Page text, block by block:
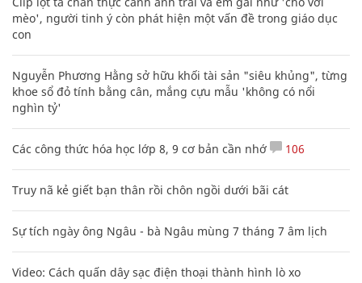
mèo', người tinh ý còn phát hiện một vấn đề trong giáo dục
con
Nguyễn Phương Hằng sở hữu khối tài sản "siêu khủng", từng
khoe sổ đỏ tính bằng cân, mắng cựu mẫu 'không có nổi
nghìn tỷ'
Các công thức hóa học lớp 8, 9 cơ bản cần nhớ 106
Truy nã kẻ giết bạn thân rồi chôn ngồi dưới bãi cát
Sự tích ngày ông Ngâu - bà Ngâu mùng 7 tháng 7 âm lịch
Video: Cách quấn dây sạc điện thoại thành hình lò xo